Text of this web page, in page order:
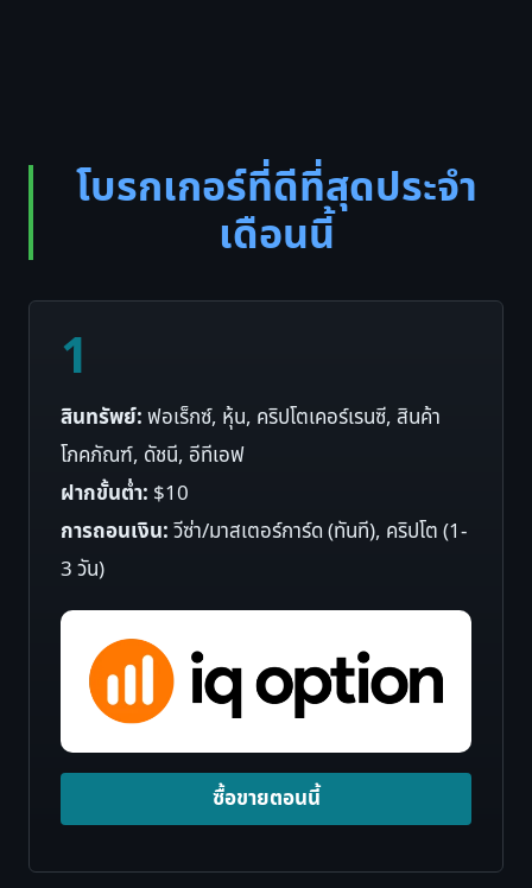
โบรกเกอร์ที่ดีที่สุดประจำ
เดือนนี้
1
สินทรัพย์:ฟอเร็กซ์, หุ้น, คริปโตเคอร์เรนซี, สินค้า
โภคภัณฑ์, ดัชนี, อีทีเอฟ
ฝากขั้นต่ำ: $10
การถอนเงิน:วีซ่า/มาสเตอร์การ์ด (ทันที), คริปโต (1-
3 วัน)
ซื้อขายตอนนี้